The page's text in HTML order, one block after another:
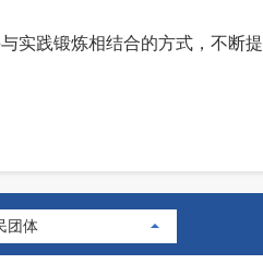
实践锻炼相结合的方式，不断提
团体